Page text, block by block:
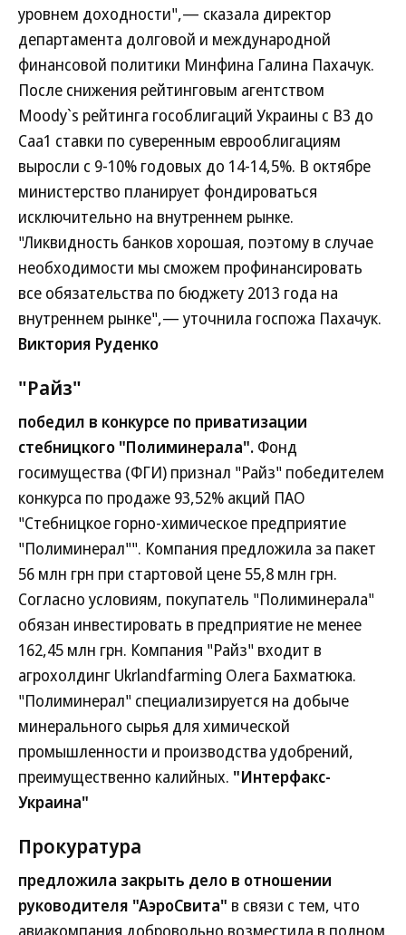
уровнем доходности",— сказала директор
департамента долговой и международной
финансовой политики Минфина Галина Пахачук.
После снижения рейтинговым агентством
Moody`s рейтинга гособлигаций Украины с В3 до
Саа1 ставки по суверенным еврооблигациям
выросли с 9-10% годовых до 14-14,5%. В октябре
министерство планирует фондироваться
исключительно на внутреннем рынке.
"Ликвидность банков хорошая, поэтому в случае
необходимости мы сможем профинансировать
все обязательства по бюджету 2013 года на
внутреннем рынке",— уточнила госпожа Пахачук.
Виктория Руденко
"Райз"
победил в конкурсе по приватизации
стебницкого "Полиминерала". Фонд
госимущества (ФГИ) признал "Райз" победителем
конкурса по продаже 93,52% акций ПАО
"Стебницкое горно-химическое предприятие
"Полиминерал"". Компания предложила за пакет
56 млн грн при стартовой цене 55,8 млн грн.
Согласно условиям, покупатель "Полиминерала"
обязан инвестировать в предприятие не менее
162,45 млн грн. Компания "Райз" входит в
агрохолдинг Ukrlandfarming Олега Бахматюка.
"Полиминерал" специализируется на добыче
минерального сырья для химической
промышленности и производства удобрений,
преимущественно калийных. "Интерфакс-
Украина"
Прокуратура
предложила закрыть дело в отношении
руководителя "АэроСвита" в связи с тем, что
авиакомпания добровольно возместила в полном